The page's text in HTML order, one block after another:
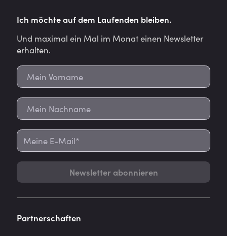
Ich möchte auf dem Laufenden bleiben.
Und maximal ein Mal im Monat einen Newsletter
erhalten.
Newsletter abonnieren
Partnerschaften